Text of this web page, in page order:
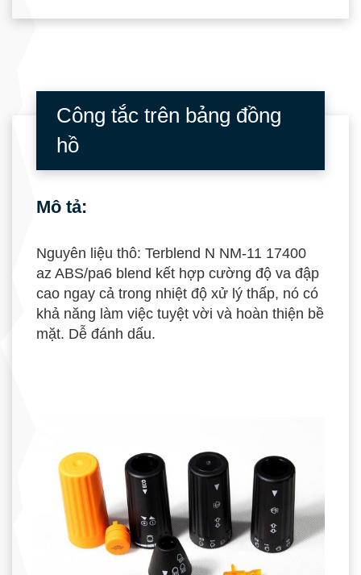
Công tắc trên bảng đồng
hồ
Mô tả:
Nguyên liệu thô: Terblend N NM-11 17400
az ABS/pa6 blend kết hợp cường độ va đập
cao ngay cả trong nhiệt độ xử lý thấp, nó có
khả năng làm việc tuyệt vời và hoàn thiện bề
mặt. Dễ đánh dấu.